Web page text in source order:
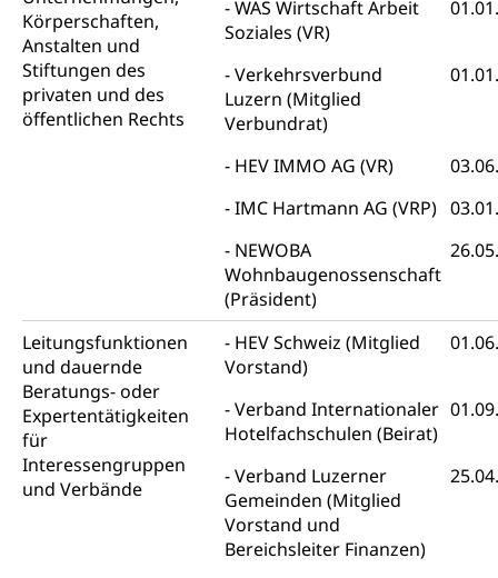
Körperschaften,
Anstalten und
Stiftungen des
privaten und des
öffentlichen Rechts
WAS Wirtschaft Arbeit
Soziales (VR)
Verkehrsverbund
Luzern (Mitglied
Verbundrat)
HEV IMMO AG (VR)
IMC Hartmann AG (VRP)
NEWOBA
Wohnbaugenossenschaft
(Präsident)
Leitungsfunktionen
und dauernde
Beratungs- oder
Expertentätigkeiten
für
Interessengruppen
und Verbände
HEV Schweiz (Mitglied
Vorstand)
Verband Internationaler
Hotelfachschulen (Beirat)
Verband Luzerner
Gemeinden (Mitglied
Vorstand und
Bereichsleiter Finanzen)
Kindes- und Erwachsenenschutz KESB
Kindes- und Erwachsenenschutzbehörden im
Kanton Luzern
Umwelt und Bauen
Abfall
Abfall und Entsorgung
Boden, Natur und Landschaft
Naturschutz, Umweltschutz
Natur (Dienststelle Landwirtschaft und
Wald)
Natur- und Lanschaftsschutz (GEO-Portal
Boden
Giftabfälle, Giftmüll, Schadstoffe, Giftstoffe, Störfall
Sonderabfälle und Gifte (Umweltberatung
Luzern)
Eigentum
Liegenschaft, Immobilie, Grundstück
ÖREB-Kataster
Grundeigentümerabfrage
Energie
Strom, Energieversorgung, Stromversorgung,
Energieverbrauch, Stromverbrauch, Energiequelle,
Windenergie, Wasserkraft, Sonnenenergie, fossile